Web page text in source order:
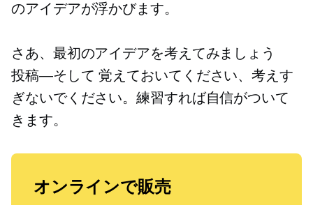
のアイデアが浮かびます。
さあ、最初のアイデアを考えてみましょう
投稿—そして 覚えておいてください、考えす
ぎないでください。練習すれば自信がついて
きます。
オンラインで販売